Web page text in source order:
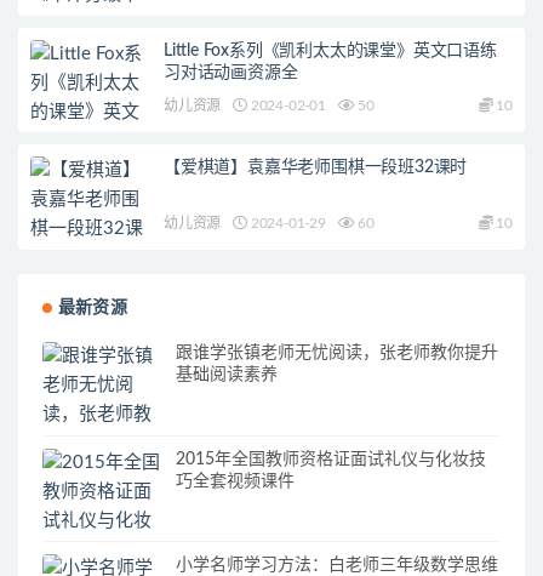
Little Fox系列《凯利太太的课堂》英文口语练
习对话动画资源全
幼儿资源 2024-02-01 50 10
【爱棋道】袁嘉华老师围棋一段班32课时
幼儿资源 2024-01-29 60 10
最新资源
跟谁学张镇老师无忧阅读，张老师教你提升
基础阅读素养
2015年全国教师资格证面试礼仪与化妆技
巧全套视频课件
小学名师学习方法：白老师三年级数学思维